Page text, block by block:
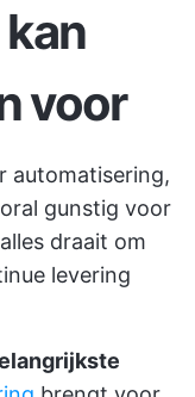
kan
voor
automatisering,
gunstig voor
draait om
levering